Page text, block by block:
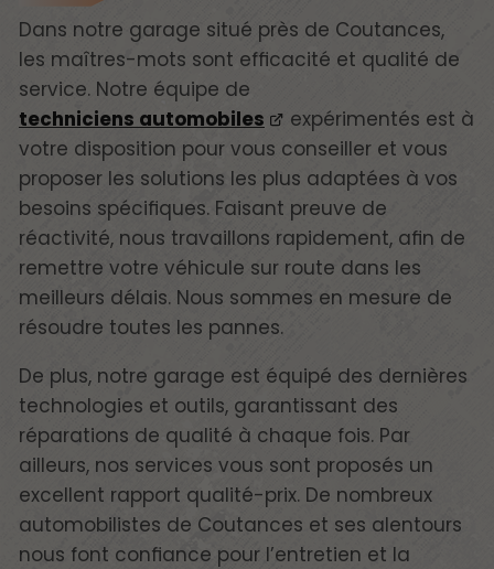
Dans notre garage situé près de Coutances,
les maîtres-mots sont efficacité et qualité de
service. Notre équipe de
techniciens automobiles
expérimentés est à
votre disposition pour vous conseiller et vous
proposer les solutions les plus adaptées à vos
besoins spécifiques. Faisant preuve de
réactivité, nous travaillons rapidement, afin de
remettre votre véhicule sur route dans les
meilleurs délais. Nous sommes en mesure de
résoudre toutes les pannes.
De plus, notre garage est équipé des dernières
technologies et outils, garantissant des
réparations de qualité à chaque fois. Par
ailleurs, nos services vous sont proposés un
excellent rapport qualité-prix. De nombreux
automobilistes de Coutances et ses alentours
nous font confiance pour l’entretien et la